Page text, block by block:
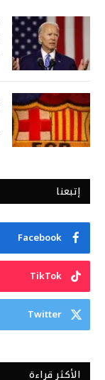
إتبعنا
Facebook
TikTok
Twitter
الأكثر قراءة